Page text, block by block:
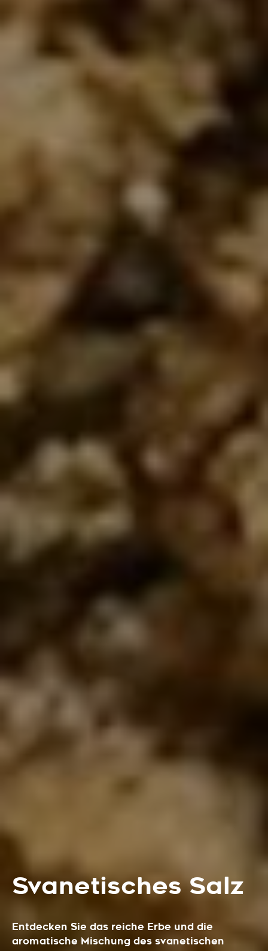
Svanetisches Salz
Entdecken Sie das reiche Erbe und die
aromatische Mischung des svanetischen